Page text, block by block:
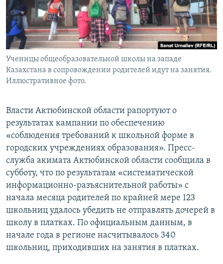
Ученицы общеобразовательной школы на западе
Казахстана в сопровождении родителей идут на занятия.
Иллюстративное фото.
Власти Актюбинской области рапортуют о
результатах кампании по обеспечению
«соблюдения требований к школьной форме в
городских учреждениях образования». Пресс-
служба акимата Актюбинской области сообщила в
субботу, что по результатам «систематической
информационно-разъяснительной работы» с
начала месяца родителей по крайней мере 123
школьниц удалось убедить не отправлять дочерей в
школу в платках. По официальным данным, в
начале года в регионе насчитывалось 340
школьниц, приходивших на занятия в платках.